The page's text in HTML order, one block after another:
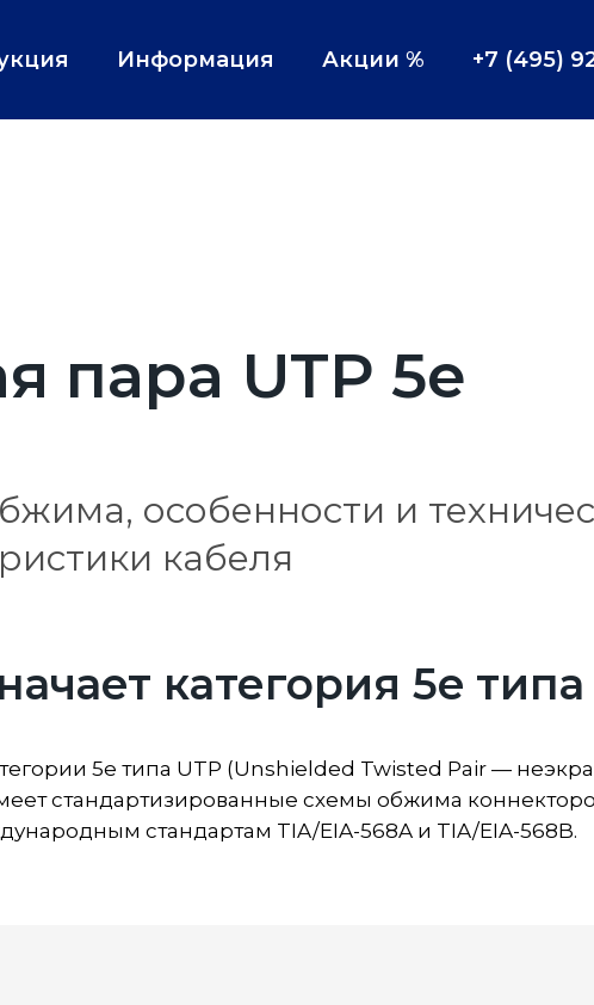
Информация Акции % +7 (495)
пара UTP 5e
особенности и
кабеля
категория 5e типа
5e типа UTP (Unshielded Twisted Pair —
стандартизированные схемы обжима
стандартам TIA/EIA-568A и TIA/EIA-568B.